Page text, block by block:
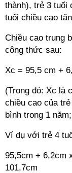
thành), trẻ 3 tuổi
tuổi chiều cao
Chiều cao trung
công thức sau:
Xc = 95,5 cm +
(Trong đó: Xc là
chiều cao của
bình trong 1
Ví dụ với trẻ 4
95,5cm + 6,2cm
101,7cm